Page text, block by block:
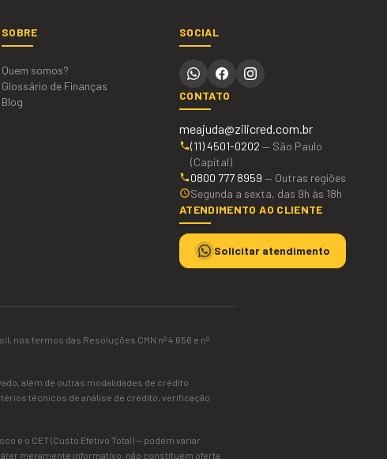
SOBRE
Quem somos?
Glossário de Finanças
Blog
SOCIAL
CONTATO
meajuda@zilicred.com.br
(11) 4501-0202 — São Paulo
(Capital)
0800 777 8959 — Outras regiões
Segunda a sexta, das 9h às 18h
ATENDIMENTO AO CLIENTE
Solicitar atendimento
nos termos das Resoluções CMN nº 4.656 e nº
além de outras modalidades de crédito
técnicos de análise de crédito, verificação
e o CET (Custo Efetivo Total) — podem variar
meramente informativo, não constituem oferta